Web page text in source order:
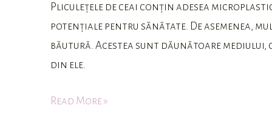
Pliculețele de ceai conțin adesea
potențiale pentru sănătate. De asemenea,
băutură. Acestea sunt dăunătoare
din ele.
pericolele
ascunse
Read More »